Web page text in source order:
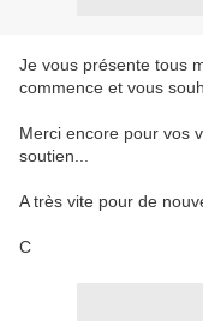
Je vous présente tous
commence et vous
Merci encore pour vos
soutien...
A très vite pour de
C